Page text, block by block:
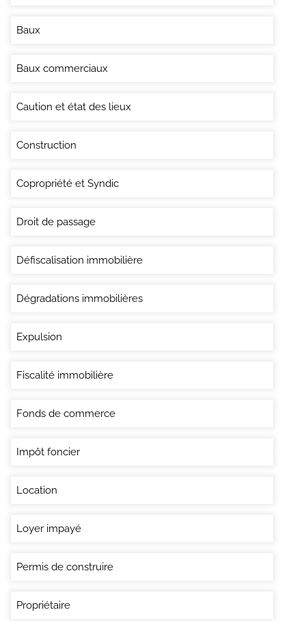
Baux
Baux commerciaux
Caution et état des lieux
Construction
Copropriété et Syndic
Droit de passage
Défiscalisation immobilière
Dégradations immobilières
Expulsion
Fiscalité immobilière
Fonds de commerce
Impôt foncier
Location
Loyer impayé
Permis de construire
Propriétaire